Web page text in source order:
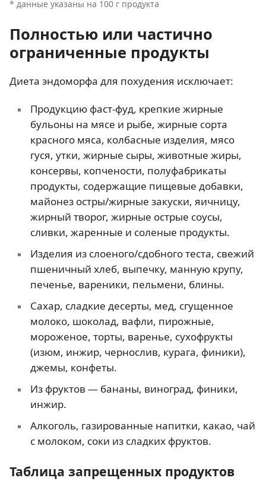
* данные указаны на 100 г продукта
Полностью или частично
ограниченные продукты
Диета эндоморфа для похудения исключает:
Продукцию фаст-фуд, крепкие жирные
бульоны на мясе и рыбе, жирные сорта
красного мяса, колбасные изделия, мясо
гуся, утки, жирные сыры, животные жиры,
консервы, копчености, полуфабрикаты
продукты, содержащие пищевые добавки,
майонез остры/жирные закуски, яичницу,
жирный творог, жирные острые соусы,
сливки, жаренные и соленые продукты.
Изделия из слоеного/сдобного теста, свежий
пшеничный хлеб, выпечку, манную крупу,
печенье, вареники, пельмени, блины.
Сахар, сладкие десерты, мед, сгущенное
молоко, шоколад, вафли, пирожные,
мороженое, торты, варенье, сухофрукты
(изюм, инжир, чернослив, курага, финики),
джемы, конфеты.
Из фруктов — бананы, виноград, финики,
инжир.
Алкоголь, газированные напитки, какао, чай
с молоком, соки из сладких фруктов.
Таблица запрещенных продуктов